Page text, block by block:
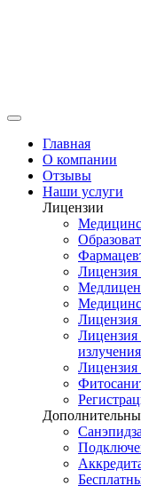
Главная
О компании
Отзывы
Наши услуги
Лицензии
Лицензия
излучения